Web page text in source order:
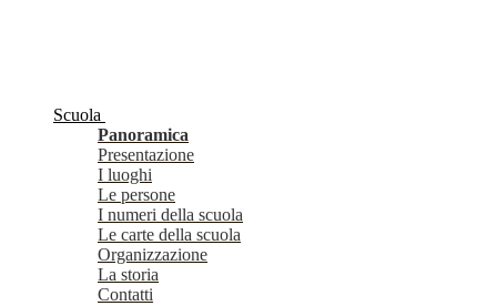
Scuola
Panoramica
Presentazione
I luoghi
Le persone
I numeri della scuola
Le carte della scuola
Organizzazione
La storia
Contatti